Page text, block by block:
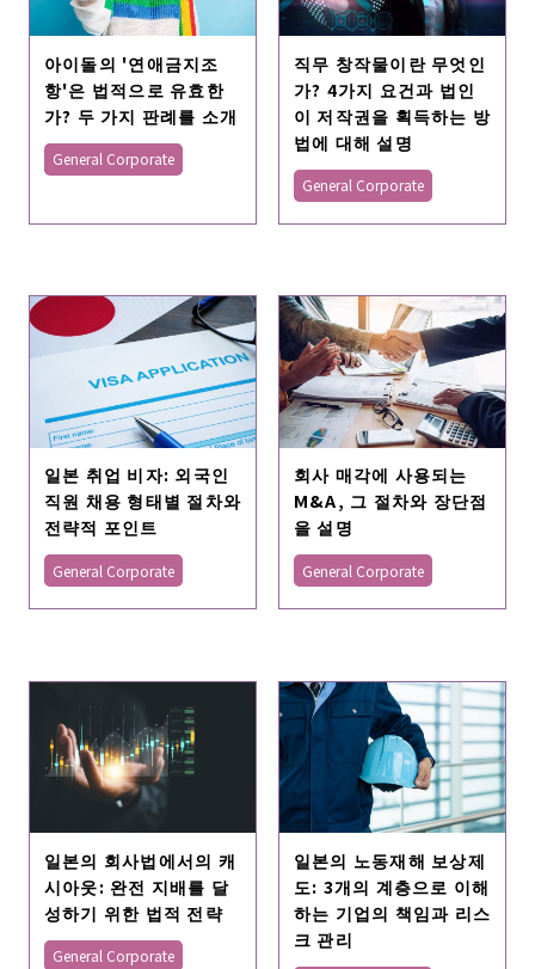
아이돌의 '연애금지조
항'은 법적으로 유효한
가? 두 가지 판례를 소개
General Corporate
직무 창작물이란 무엇인
가? 4가지 요건과 법인
이 저작권을 획득하는 방
법에 대해 설명
General Corporate
일본 취업 비자: 외국인
직원 채용 형태별 절차와
전략적 포인트
General Corporate
회사 매각에 사용되는
M&A, 그 절차와 장단점
을 설명
General Corporate
일본의 회사법에서의 캐
시아웃: 완전 지배를 달
성하기 위한 법적 전략
General Corporate
일본의 노동재해 보상제
도: 3개의 계층으로 이해
하는 기업의 책임과 리스
크 관리